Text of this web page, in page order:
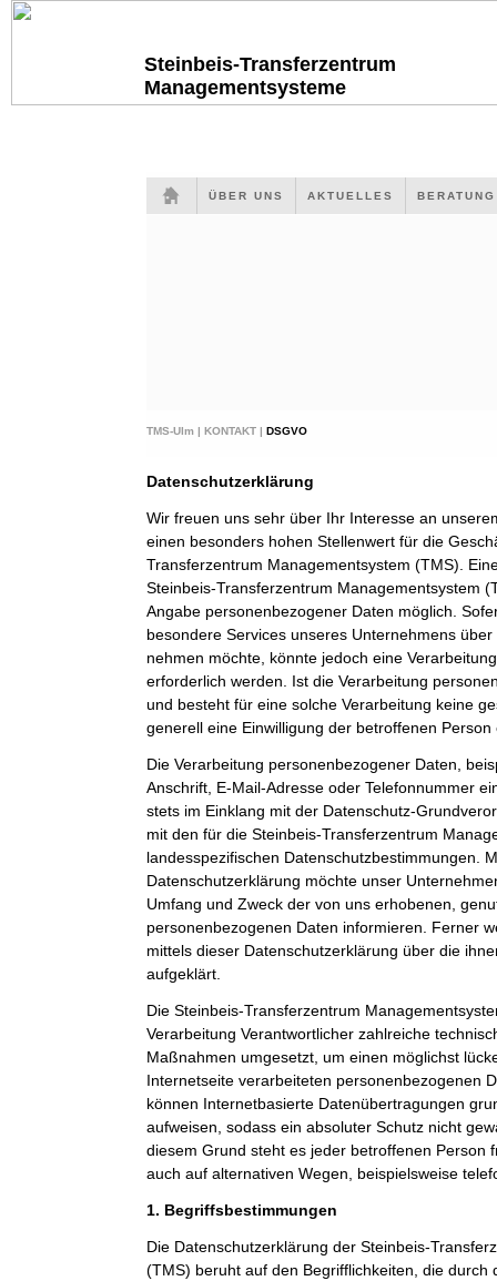
Steinbeis-Transferzentrum
Managementsysteme
ÜBER UNS AKTUELLES
TMS-Ulm | KONTAKT | DSGVO
Datenschutzerklärung
Wir freuen uns sehr über Ihr Interesse an
einen besonders hohen Stellenwert für die
Transferzentrum Managementsystem (TMS).
Steinbeis-Transferzentrum Managementsystem
Angabe personenbezogener Daten möglich.
besondere Services unseres Unternehmens
nehmen möchte, könnte jedoch eine
erforderlich werden. Ist die Verarbeitung
und besteht für eine solche Verarbeitung keine
generell eine Einwilligung der betroffenen Person
Die Verarbeitung personenbezogener Daten,
Anschrift, E-Mail-Adresse oder Telefonnummer
stets im Einklang mit der Datenschutz-
mit den für die Steinbeis-Transferzentrum
landesspezifischen Datenschutzbestimmungen.
Datenschutzerklärung möchte unser
Umfang und Zweck der von uns erhobenen,
personenbezogenen Daten informieren. Ferner
mittels dieser Datenschutzerklärung über die
aufgeklärt.
Die Steinbeis-Transferzentrum
Verarbeitung Verantwortlicher zahlreiche
Maßnahmen umgesetzt, um einen möglichst
Internetseite verarbeiteten personenbezogenen
können Internetbasierte Datenübertragungen
aufweisen, sodass ein absoluter Schutz nicht
diesem Grund steht es jeder betroffenen Person
auch auf alternativen Wegen, beispielsweise
1. Begriffsbestimmungen
Die Datenschutzerklärung der Steinbeis-
(TMS) beruht auf den Begrifflichkeiten, die durch